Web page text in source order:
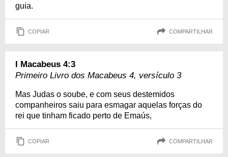
guia.
COPIAR COMPARTILHAR
I Macabeus 4:3
Primeiro Livro dos Macabeus 4, versículo 3
Mas Judas o soube, e com seus destemidos
companheiros saiu para esmagar aquelas forças do
rei que tinham ficado perto de Emaús,
COPIAR COMPARTILHAR